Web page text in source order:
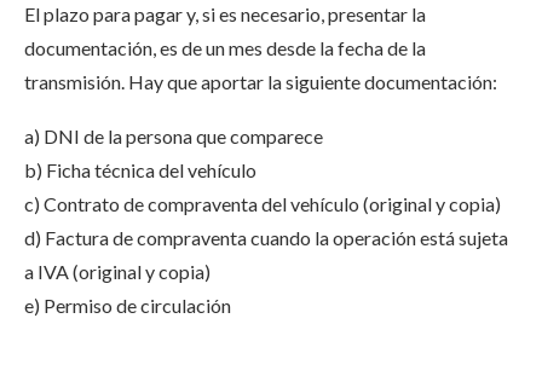
El plazo para pagar y, si es necesario, presentar la
documentación, es de un mes desde la fecha de la
transmisión. Hay que aportar la siguiente documentación:
a) DNI de la persona que comparece
b) Ficha técnica del vehículo
c) Contrato de compraventa del vehículo (original y copia)
d) Factura de compraventa cuando la operación está sujeta
a IVA (original y copia)
e) Permiso de circulación